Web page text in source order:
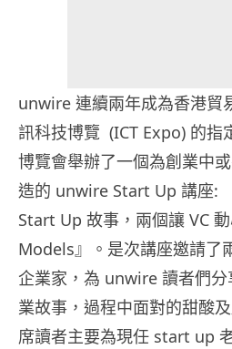
unwire 連續兩年成為香港貿
訊科技博覽 (ICT Expo) 的指
博覽會舉辦了一個為創業中
造的 unwire Start Up 講座:
Start Up 故事，兩個讓 VC
Models』。是次講座邀請了
企業家，為 unwire 讀者們
業故事，過程中面對的甜酸
席讀者主要為現任 start up